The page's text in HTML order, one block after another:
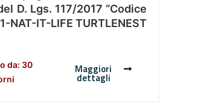
D. Lgs. 117/2017 “Codice
IT-LIFE TURTLENEST
da: 30
Maggiori
dettagli